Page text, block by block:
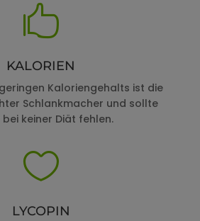

KALORIEN
Kaloriengehalts ist die
Schlankmacher und sollte
keiner Diät fehlen.

LYCOPIN